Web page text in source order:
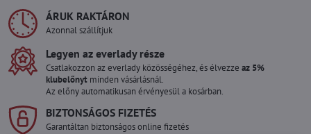
ÁRUK RAKTÁRON
Azonnal szállítjuk
Legyen az everlady része
Csatlakozzon az everlady közösségéhez, és élvezze az 5%
klubelőnyt minden vásárlásnál.
Az előny automatikusan érvényesül a kosárban.
BIZTONSÁGOS FIZETÉS
Garantáltan biztonságos online fizetés